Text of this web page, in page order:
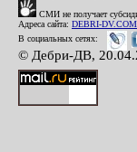
СМИ не получает
Адреса сайта: DEBRI-DV.COM
В социальных сетях:
© Дебри-ДВ,